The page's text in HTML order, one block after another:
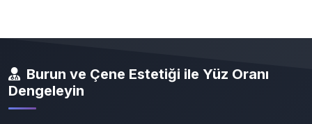
Burun ve Çene Estetiği ile Yüz Oranı
Dengeleyin